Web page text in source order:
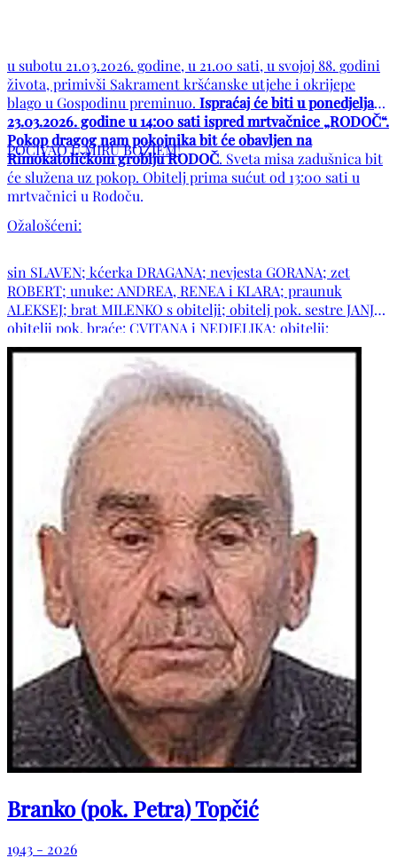
u subotu 21.03.2026. godine, u 21.00 sati, u svojoj 88. godini
života, primivši Sakrament kršćanske utjehe i okrijepe
blago u Gospodinu preminuo. Ispraćaj će biti u ponedjeljak
23.03.2026. godine u 14:00 sati ispred mrtvačnice „RODOČ“.
Pokop dragog nam pokojnika bit će obavljen na
Rimokatoličkom groblju RODOČ. Sveta misa zadušnica bit
će služena uz pokop. Obitelj prima sućut od 13:00 sati u
mrtvačnici u Rodoču.
POČIVAO U MIRU BOŽJEM!
Ožalošćeni:
sin SLAVEN; kćerka DRAGANA; nevjesta GORANA; zet
ROBERT; unuke: ANDREA, RENEA i KLARA; praunuk
ALEKSEJ; brat MILENKO s obitelji; obitelj pok. sestre JANJE;
obitelji pok. braće: CVITANA i NEDJELJKA; obitelji:
SPUŽEVIĆ, ĐOTLO, ŠUMAN, CVITKOVIĆ, GLIBIĆ,
GOLEMAC, BOJANIĆ, PINČIĆ i ŠUMANOVIĆ te ostala brojna
rodbina i prijatelji.
Branko (pok. Petra) Topčić
1943 - 2026